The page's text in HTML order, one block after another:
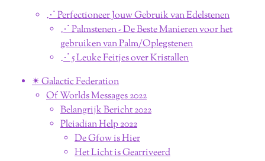
⋰ Perfectioneer Jouw Gebruik van Edelstenen
⋰ Palmstenen - De Beste Manieren voor het
gebruiken van Palm/Oplegstenen
⋰ 5 Leuke Feitjes over Kristallen
✴︎ Galactic Federation
Of Worlds Messages 2022
Belangrijk Bericht 2022
Pleiadian Help 2022
De Gfow is Hier
Het Licht is Gearriveerd